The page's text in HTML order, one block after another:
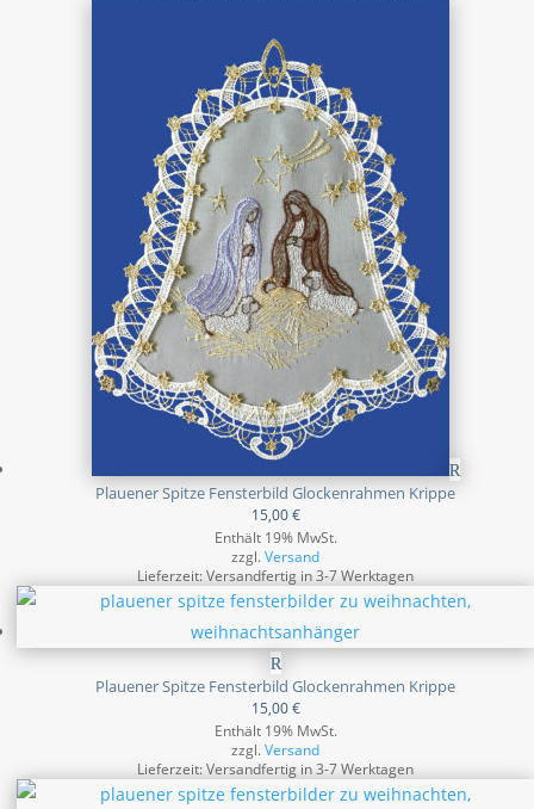
Plauener Spitze Fensterbild Glockenrahmen Krippe
15,00€
Enthält 19% MwSt.
zzgl.Versand
Lieferzeit: Versandfertig in 3-7 Werktagen
Plauener Spitze Fensterbild Glockenrahmen Krippe
15,00€
Enthält 19% MwSt.
zzgl.Versand
Lieferzeit: Versandfertig in 3-7 Werktagen